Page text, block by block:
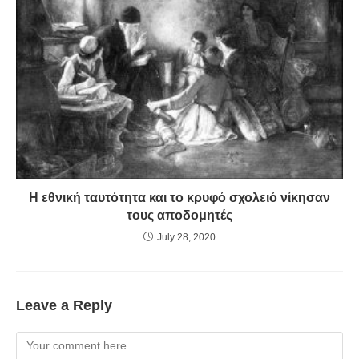
Η εθνική ταυτότητα και το κρυφό σχολειό νίκησαν
τους αποδομητές
July 28, 2020
Leave a Reply
Comment